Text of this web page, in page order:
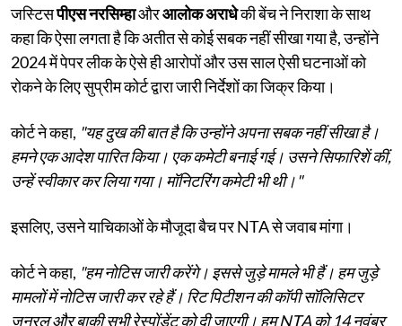
जस्टिसपीएस नरसिम्हाऔरआलोक अराधेकी बेंच ने निराशा के साथ
कहा कि ऐसा लगता है कि अतीत से कोई सबक नहीं सीखा गया है, उन्होंने
2024 में पेपर लीक के ऐसे ही आरोपों और उस साल ऐसी घटनाओं को
रोकने के लिए सुप्रीम कोर्ट द्वारा जारी निर्देशों का जिक्र किया।
कोर्ट ने कहा, "यह दुख की बात है कि उन्होंने अपना सबक नहीं सीखा है।
हमने एक आदेश पारित किया। एक कमेटी बनाई गई। उसने सिफारिशें कीं,
उन्हें स्वीकार कर लिया गया। मॉनिटरिंग कमेटी भी थी।"
इसलिए, उसने याचिकाओं के मौजूदा बैच पर NTA से जवाब मांगा।
कोर्ट ने कहा, "हम नोटिस जारी करेंगे। इससे जुड़े मामले भी हैं। हम जुड़े
मामलों में नोटिस जारी कर रहे हैं। रिट पिटीशन की कॉपी सॉलिसिटर
जनरल और बाकी सभी रेस्पोंडेंट को दी जाएगी। हम NTA को 14 नवंबर